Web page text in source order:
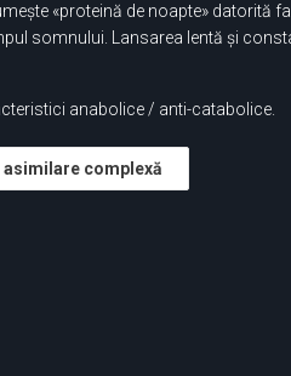
«proteină de noapte» datorită
somnului. Lansarea lentă și
anabolice / anti-catabolice.
asimilare complexă